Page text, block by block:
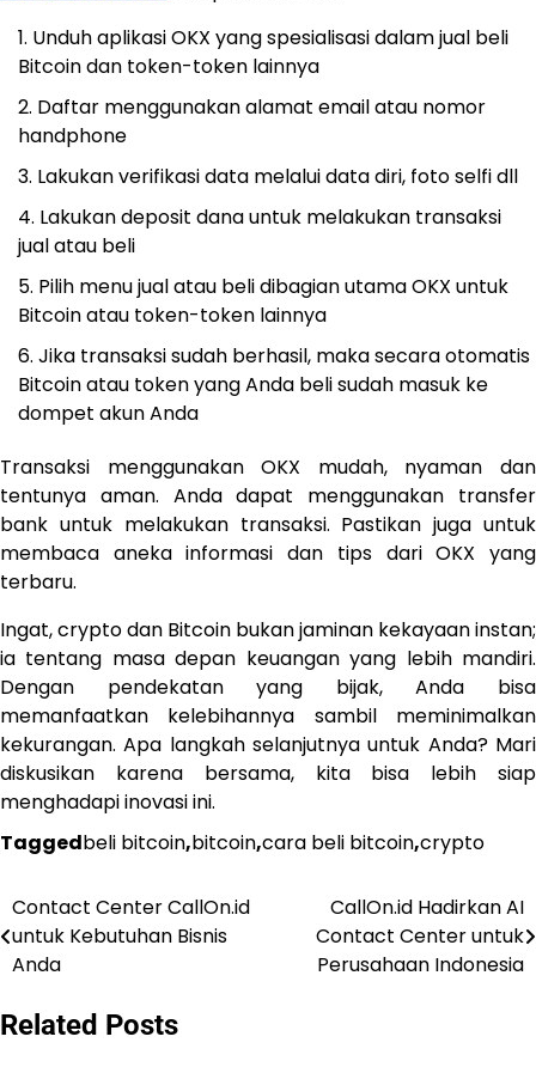
Unduh aplikasi OKX yang spesialisasi dalam jual beli
Bitcoin dan token-token lainnya
Daftar menggunakan alamat email atau nomor
handphone
Lakukan verifikasi data melalui data diri, foto selfi dll
Lakukan deposit dana untuk melakukan transaksi
jual atau beli
Pilih menu jual atau beli dibagian utama OKX untuk
Bitcoin atau token-token lainnya
Jika transaksi sudah berhasil, maka secara otomatis
Bitcoin atau token yang Anda beli sudah masuk ke
dompet akun Anda
Transaksi menggunakan OKX mudah, nyaman dan
tentunya aman. Anda dapat menggunakan transfer
bank untuk melakukan transaksi. Pastikan juga untuk
membaca aneka informasi dan tips dari OKX yang
terbaru.
Ingat, crypto dan Bitcoin bukan jaminan kekayaan instan;
ia tentang masa depan keuangan yang lebih mandiri.
Dengan pendekatan yang bijak, Anda bisa
memanfaatkan kelebihannya sambil meminimalkan
kekurangan. Apa langkah selanjutnya untuk Anda? Mari
diskusikan karena bersama, kita bisa lebih siap
menghadapi inovasi ini.
Taggedbeli bitcoin,bitcoin,cara beli bitcoin,crypto
Post
navigation
Contact Center CallOn.id
untuk Kebutuhan Bisnis
Anda
CallOn.id Hadirkan AI
Contact Center untuk
Perusahaan Indonesia
Related Posts